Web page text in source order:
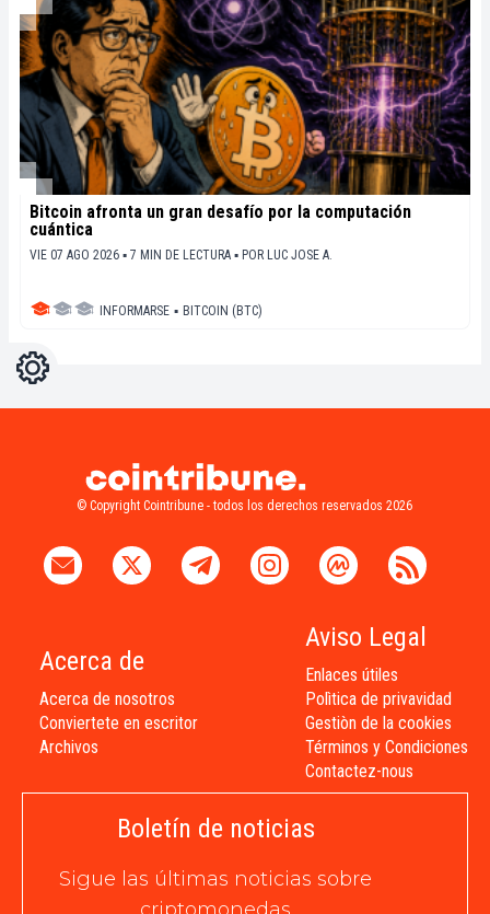
Bitcoin afronta un gran desafío por la computación
cuántica
VIE 07 AGO 2026 ▪ 7 MIN DE LECTURA ▪ POR LUC JOSE A.
INFORMARSE ▪ BITCOIN (BTC)
Ajustes
© Copyright Cointribune - todos los derechos reservados 2026
Acerca de
Acerca de nosotros
Conviertete en escritor
Archivos
Aviso Legal
Enlaces útiles
Polìtica de privavidad
Gestiòn de la cookies
Términos y Condiciones
Contactez-nous
Boletín de noticias
Sigue las últimas noticias sobre